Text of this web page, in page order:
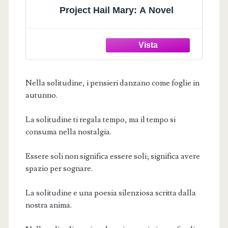
Project Hail Mary: A Novel
Nella solitudine, i pensieri danzano come foglie in
autunno.
La solitudine ti regala tempo, ma il tempo si
consuma nella nostalgia.
Essere soli non significa essere soli; significa avere
spazio per sognare.
La solitudine e una poesia silenziosa scritta dalla
nostra anima.